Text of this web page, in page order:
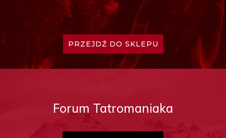
PRZEJDŹ DO SKLEPU
Forum Tatromaniaka